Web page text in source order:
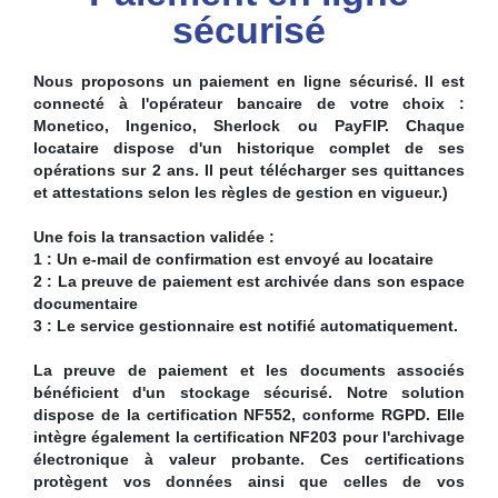
sécurisé
Nous proposons un paiement en ligne sécurisé. Il est
connecté à l'opérateur bancaire de votre choix :
Monetico, Ingenico, Sherlock ou PayFIP. Chaque
locataire dispose d'un historique complet de ses
opérations sur 2 ans. Il peut télécharger ses quittances
et attestations selon les règles de gestion en vigueur.)
Une fois la transaction validée :
1 : Un e-mail de confirmation est envoyé au locataire
2 : La preuve de paiement est archivée dans son espace
documentaire
3 : Le service gestionnaire est notifié automatiquement.
La preuve de paiement et les documents associés
bénéficient d'un stockage sécurisé. Notre solution
dispose de la certification NF552, conforme RGPD. Elle
intègre également la certification NF203 pour l'archivage
électronique à valeur probante. Ces certifications
protègent vos données ainsi que celles de vos